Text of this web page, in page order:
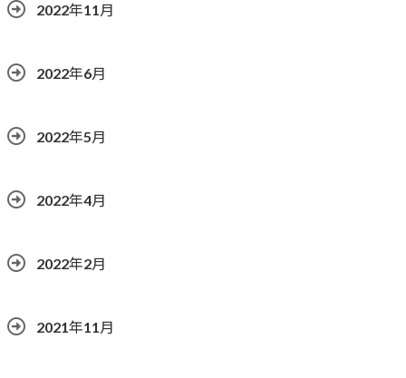
2022年11月
2022年6月
2022年5月
2022年4月
2022年2月
2021年11月